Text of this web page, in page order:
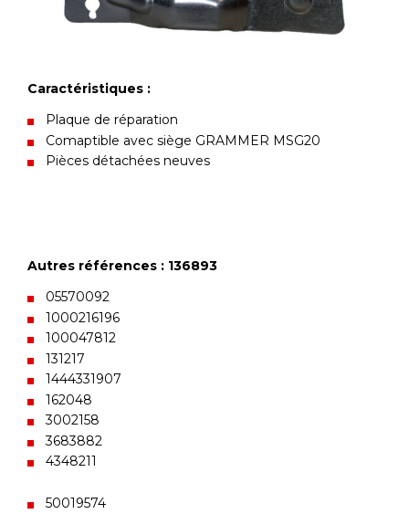
Caractéristiques :
Plaque de réparation
Comaptible avec siège GRAMMER MSG20
Pièces détachées neuves
Autres références : 136893
05570092
1000216196
100047812
131217
1444331907
162048
3002158
3683882
4348211
50019574